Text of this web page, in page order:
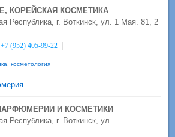
КОРЕЙСКАЯ КОСМЕТИКА
Республика, г. Воткинск, ул. 1 Мая. 81, 2
+7 (952) 405-99-22 |
косметология
ПАРФЮМЕРИИ И КОСМЕТИКИ
Республика, г. Воткинск, ул.